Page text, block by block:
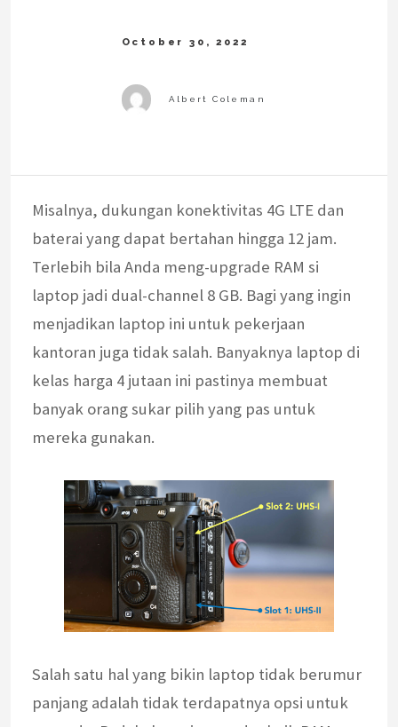
Misalnya, dukungan konektivitas 4G LTE dan
baterai yang dapat bertahan hingga 12 jam.
Terlebih bila Anda meng-upgrade RAM si
laptop jadi dual-channel 8 GB. Bagi yang ingin
menjadikan laptop ini untuk pekerjaan
kantoran juga tidak salah. Banyaknya laptop di
kelas harga 4 jutaan ini pastinya membuat
banyak orang sukar pilih yang pas untuk
mereka gunakan.
Salah satu hal yang bikin laptop tidak berumur
panjang adalah tidak terdapatnya opsi untuk